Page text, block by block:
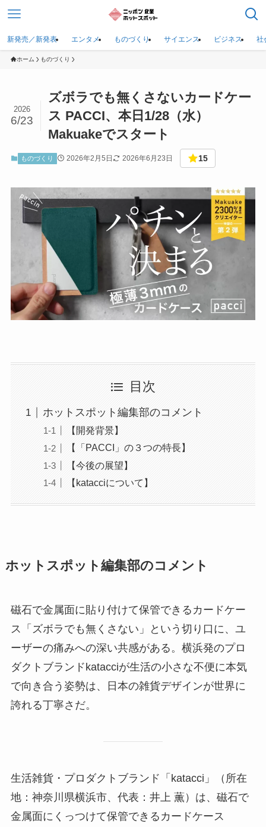
新発売／新発表 エンタメ ものづくり サイエンス ビジネス 社
ホーム ものづくり
ズボラでも無くさないカードケー
ス PACCI、本日1/28（水）
Makuakeでスタート
2026
6/23
ものづくり 2026年2月5日 2026年6月23日 15
目次
ホットスポット編集部のコメント
【開発背景】
【「PACCI」の３つの特長】
【今後の展望】
【katacciについて】
ホットスポット編集部のコメント
磁石で金属面に貼り付けて保管できるカードケー
ス「ズボラでも無くさない」という切り口に、ユ
ーザーの痛みへの深い共感がある。横浜発のプロ
ダクトブランドkatacciが生活の小さな不便に本気
で向き合う姿勢は、日本の雑貨デザインが世界に
誇れる丁寧さだ。
生活雑貨・プロダクトブランド「katacci」（所在
地：神奈川県横浜市、代表：井上 薫）は、磁石で
金属面にくっつけて保管できるカードケース